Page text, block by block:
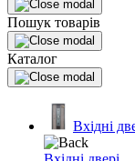
Пошук товарів
Каталог
Вхідні